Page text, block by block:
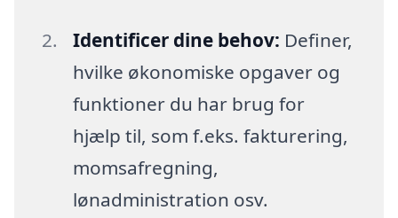
Identificer dine behov: Definer,
hvilke økonomiske opgaver og
funktioner du har brug for
hjælp til, som f.eks. fakturering,
momsafregning,
lønadministration osv.